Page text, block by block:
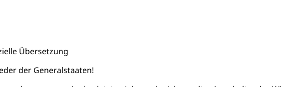
Übersetzung
der Generalstaaten!